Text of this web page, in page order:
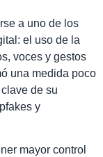
a uno de los
el uso de la
voces y gestos
una medida poco
de su
y
mayor control